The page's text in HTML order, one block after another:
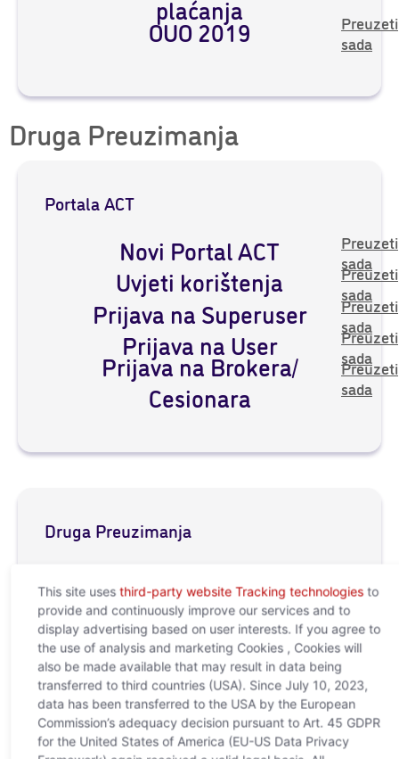
plaćanja
OUO 2019
Preuzeti
sada
Druga Preuzimanja
Portala ACT
Novi Portal ACT
Preuzeti
sada
Uvjeti korištenja
Preuzeti
sada
Prijava na Superuser
Preuzeti
sada
Prijava na User
Preuzeti
sada
Prijava na Brokera/
Cesionara
Preuzeti
sada
Druga Preuzimanja
Factsheet
sada
Obavijest o ustupu (cesiji)
Preuzeti
sada
Obavijest
Preuzeti
sada
Prijava štete
sada
Zaštita podataka i
povjerljivost
Preuzeti
sada
Zahtjev za sklapanje
Preuzeti
This site uses third-party website Tracking technologiesto
provide and continuously improve our services and to
display advertising based on user interests. If you agree to
the use of analysis and marketing Cookies , Cookies will
also be made available that may result in data being
transferred to third countries (USA). Since July 10, 2023,
data has been transferred to the USA by the European
Commission’s adequacy decision pursuant to Art. 45 GDPR
for the United States of America (EU-US Data Privacy